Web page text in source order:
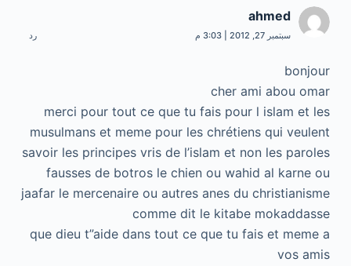
ahmed
سبتمبر 27, 2012 | 3:03 م رد
bonjour
cher ami abou omar
merci pour tout ce que tu fais pour l islam et les
musulmans et meme pour les chrétiens qui veulent
savoir les principes vris de l’islam et non les paroles
fausses de botros le chien ou wahid al karne ou
jaafar le mercenaire ou autres anes du christianisme
comme dit le kitabe mokaddasse
que dieu t”aide dans tout ce que tu fais et meme a
vos amis